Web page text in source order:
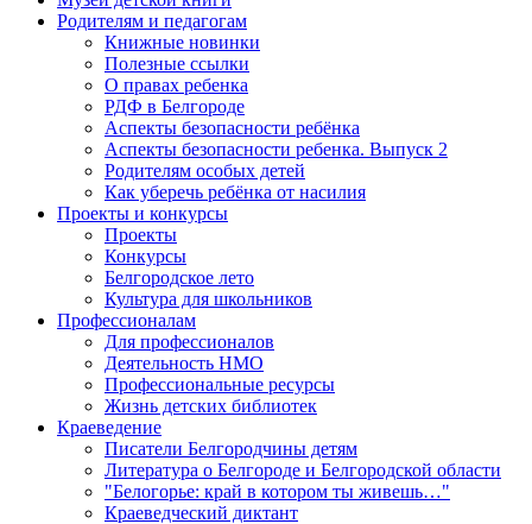
Родителям и педагогам
Книжные новинки
Полезные ссылки
О правах ребенка
РДФ в Белгороде
Аспекты безопасности ребёнка
Аспекты безопасности ребенка. Выпуск 2
Родителям особых детей
Как уберечь ребёнка от насилия
Проекты и конкурсы
Проекты
Конкурсы
Белгородское лето
Культура для школьников
Профессионалам
Для профессионалов
Деятельность НМО
Профессиональные ресурсы
Жизнь детских библиотек
Краеведение
Писатели Белгородчины детям
Литература о Белгороде и Белгородской области
"Белогорье: край в котором ты живешь…"
Краеведческий диктант